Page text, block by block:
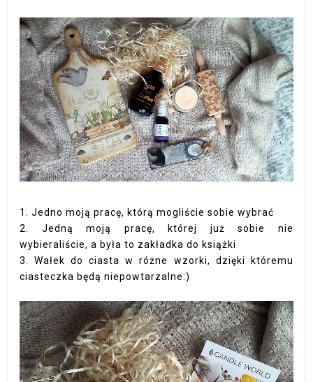
1. Jedno moją pracę, którą mogliście sobie wybrać
2. Jedną moją pracę, której już sobie nie
wybieraliście, a była to zakładka do książki
3. Wałek do ciasta w różne wzorki, dzięki któremu
ciasteczka będą niepowtarzalne:)